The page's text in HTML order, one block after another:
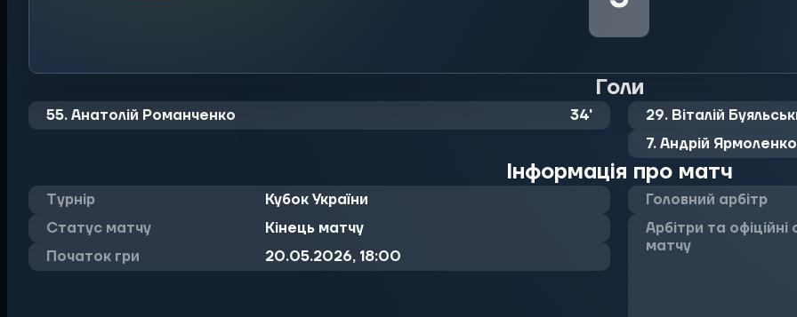
Голи
55. Анатолій Романченко 34' 29. Віталій
7. Андрій Ярмоленко
Інформація про матч
Турнір
Кубок України
Статус матчу
Кінець матчу
Початок гри
20.05.2026, 18:00
Головний арбітр
Арбітри та офіційні
матчу